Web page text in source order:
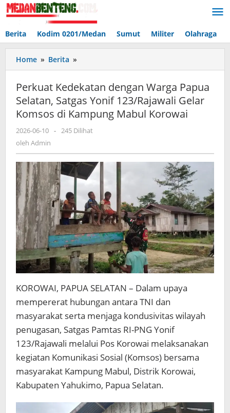
Lewati
ke
Berita Kodim 0201/Medan Sumut Militer Olahraga
Home » Berita »
Kedekatan
Warga
Papua
Selatan,
Satgas
Yonif
Gelar
Komsos
di
Kampung
Mabul
Korowai
Perkuat Kedekatan dengan Warga Papua
Selatan, Satgas Yonif 123/Rajawali Gelar
Komsos di Kampung Mabul Korowai
2026-06-10 oleh
- 245 Dilihat
oleh Admin
KOROWAI, PAPUA SELATAN – Dalam upaya
mempererat hubungan antara TNI dan
masyarakat serta menjaga kondusivitas wilayah
penugasan, Satgas Pamtas RI-PNG Yonif
123/Rajawali melalui Pos Korowai melaksanakan
kegiatan Komunikasi Sosial (Komsos) bersama
masyarakat Kampung Mabul, Distrik Korowai,
Kabupaten Yahukimo, Papua Selatan.